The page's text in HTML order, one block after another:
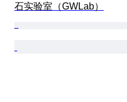
石实验室（GWLab）